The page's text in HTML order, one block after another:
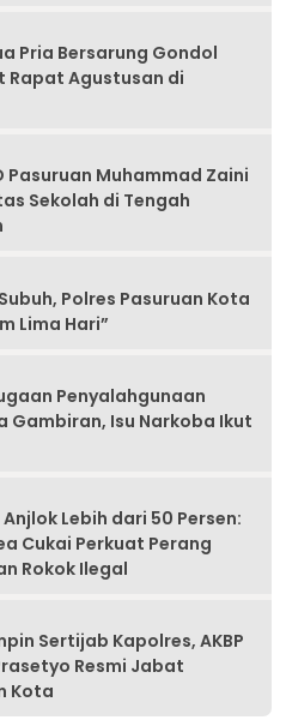
Pria Bersarung Gondol
Rapat Agustusan di
Pasuruan Muhammad Zaini
Sekolah di Tengah
Polres Pasuruan Kota
Lima Hari”
Penyalahgunaan
Gambiran, Isu Narkoba Ikut
Anjlok Lebih dari 50 Persen:
Cukai Perkuat Perang
Rokok Ilegal
Sertijab Kapolres, AKBP
Resmi Jabat
Kota